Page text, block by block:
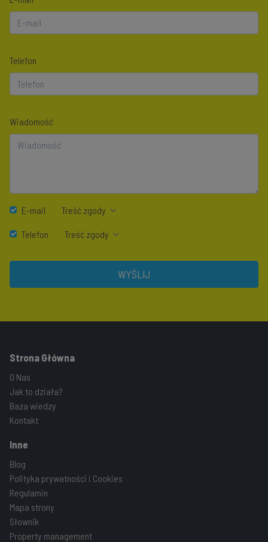
Telefon
Wiadomość
E-mail Treść zgody
Telefon Treść zgody
WYŚLIJ
Strona Główna
O Nas
Jak to działa?
Baza wiedzy
Kontakt
Inne
Blog
Polityka prywatności i Cookies
Regulamin
Mapa strony
Słownik
Property management